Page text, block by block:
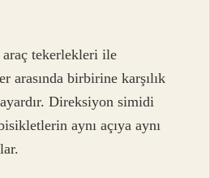
araç tekerlekleri ile
arasında birbirine karşılık
Direksiyon simidi
aynı açıya aynı